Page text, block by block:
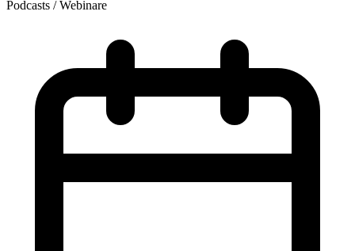
Podcasts / Webinare